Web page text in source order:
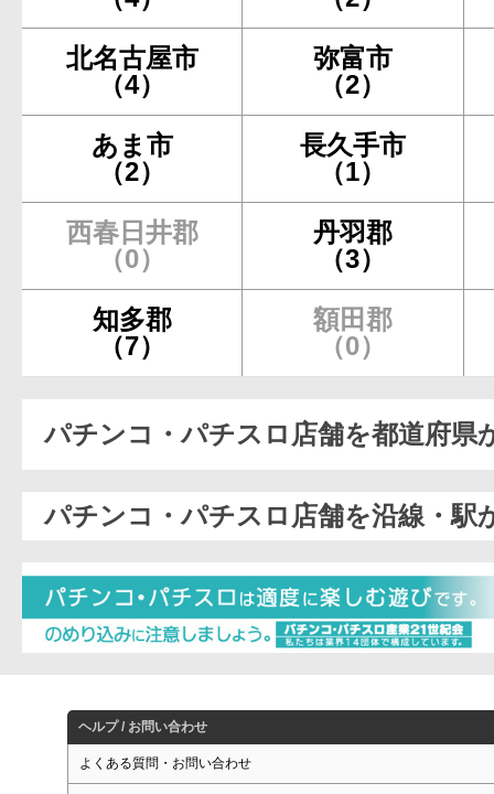
北名古屋市
（4）
弥富市
（2）
あま市
（2）
長久手市
（1）
西春日井郡
（0）
丹羽郡
（3）
知多郡
（7）
額田郡
（0）
パチンコ・パチスロ店舗を都道府県
パチンコ・パチスロ店舗を沿線・駅
ヘルプ / お問い合わせ
よくある質問・お問い合わせ